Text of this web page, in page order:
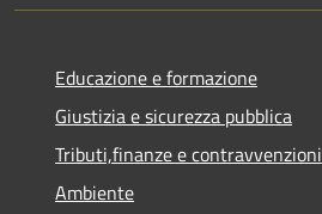
Educazione e formazione
Giustizia e sicurezza pubblica
Tributi,finanze e contravvenzioni
Ambiente